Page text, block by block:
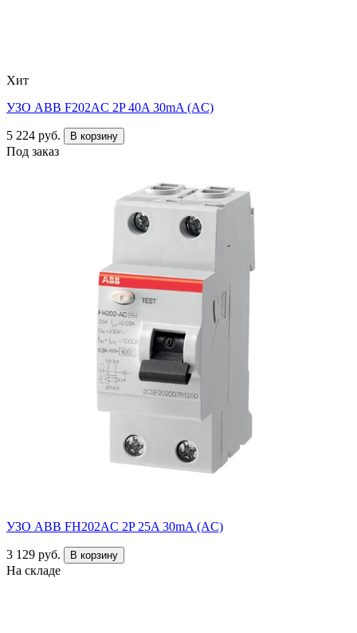
Хит
УЗО ABB F202AC 2P 40A 30mA (AC)
5 224 руб. В корзину
Под заказ
УЗО ABB FH202AC 2P 25A 30mA (AC)
3 129 руб. В корзину
На складе